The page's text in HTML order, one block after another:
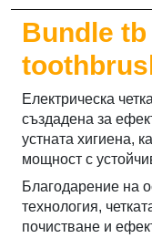
Bundle
Електрическа
създадена за
устната хигиена,
мощност с
Благодарение на
технология,
почистване и